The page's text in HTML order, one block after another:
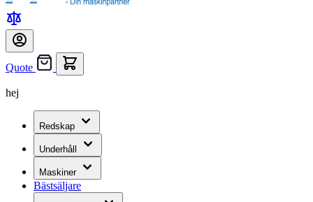
Quote
hej
Redskap
Underhåll
Maskiner
Bästsäljare